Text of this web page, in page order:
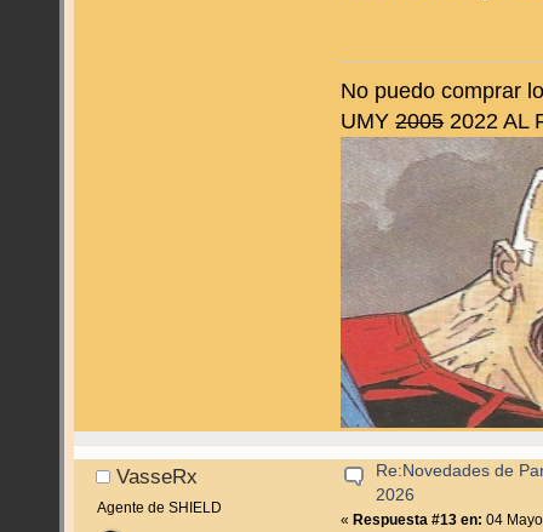
No puedo comprar
UMY20052022 AL
VasseRx
Agente de SHIELD
Re:Novedades de
2026
« Respuesta #13 en: 04